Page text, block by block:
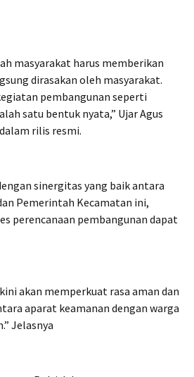
masyarakat harus memberikan
dirasakan oleh masyarakat.
pembangunan seperti
satu bentuk nyata,” Ujar Agus
rilis resmi.
sinergitas yang baik antara
Pemerintah Kecamatan ini,
perencanaan pembangunan dapat
akan memperkuat rasa aman dan
aparat keamanan dengan warga
Jelasnya